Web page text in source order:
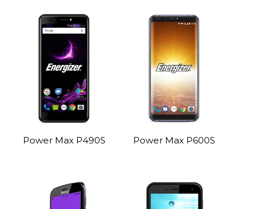
Power Max P490S Power Max P600S